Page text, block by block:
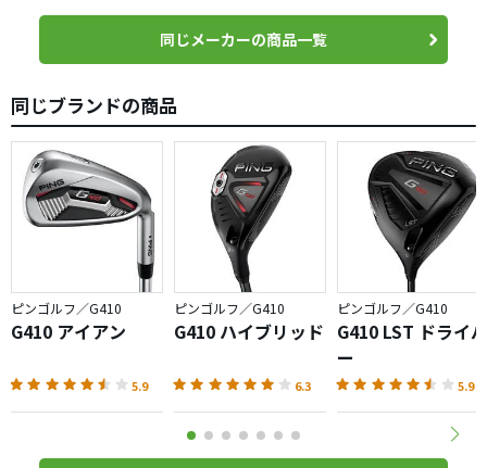
同じメーカーの商品一覧
同じブランドの商品
ピンゴルフ／G410
G410 アイアン
5.9
ピンゴルフ／G410
G410 ハイブリッド
6.3
ピンゴルフ／G410
G410 LST ドライバ
ー
5.9